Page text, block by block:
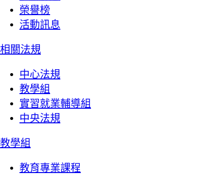
榮譽榜
活動訊息
相關法規
中心法規
教學組
實習就業輔導組
中央法規
教學組
教育專業課程